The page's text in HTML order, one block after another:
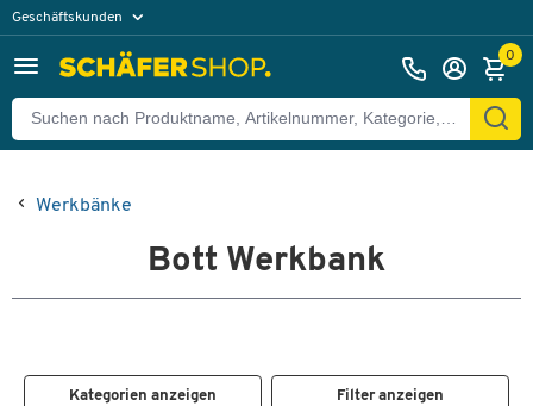
Geschäftskunden
0
Werkbänke
Bott Werkbank
Kategorien anzeigen Filter anzeigen